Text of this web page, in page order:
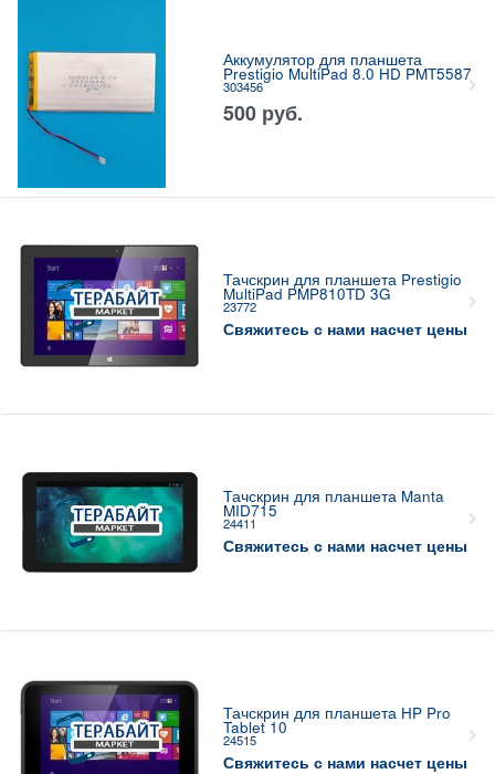
Аккумулятор для планшета
Prestigio MultiPad 8.0 HD PMT5587
303456
500 руб.
Тачскрин для планшета Prestigio
MultiPad PMP810TD 3G
23772
Свяжитесь с нами насчет цены
Тачскрин для планшета Manta
MID715
24411
Свяжитесь с нами насчет цены
Тачскрин для планшета HP Pro
Tablet 10
24515
Свяжитесь с нами насчет цены